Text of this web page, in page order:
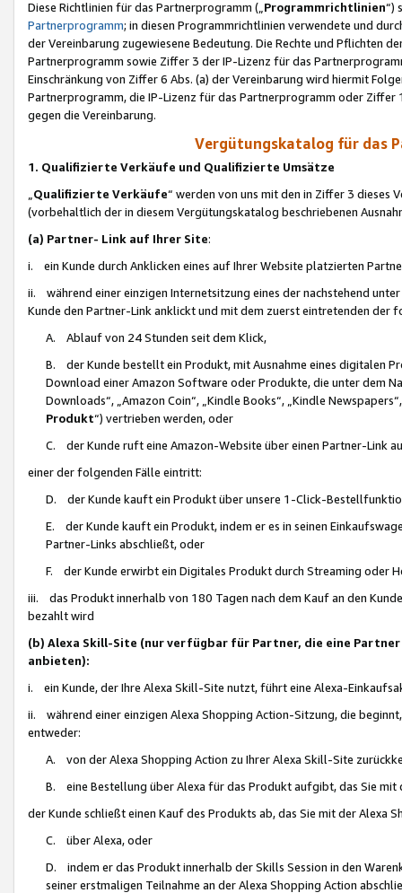
Diese Richtlinien für das Partnerprogramm („Programmrichtlinien“)
Partnerprogramm; in diesen Programmrichtlinien verwendete und
der Vereinbarung zugewiesene Bedeutung. Die Rechte und Pflichten
Partnerprogramm sowie Ziffer 3 der IP-Lizenz für das
Einschränkung von Ziffer 6 Abs. (a) der Vereinbarung wird hiermit
Partnerprogramm, die IP-Lizenz für das Partnerprogramm oder
gegen die Vereinbarung.
Vergütungskatalog für das
1. Qualifizierte Verkäufe und Qualifizierte Umsätze
Qualifizierte Verkäufe“ werden von uns mit den in Ziffer 3
(vorbehaltlich der in diesem Vergütungskatalog beschriebenen
(a) Partner- Link auf Ihrer Site:
i. ein Kunde durch Anklicken eines auf Ihrer Website platzierten
ii. während einer einzigen Internetsitzung eines der nachstehend
Kunde den Partner-Link anklickt und mit dem zuerst eintretenden der
A. Ablauf von 24 Stunden seit dem Klick,
B. der Kunde bestellt ein Produkt, mit Ausnahme eines digitalen
Download einer Amazon Software oder Produkte, die unter dem
Downloads“, „Amazon Coin“, „Kindle Books“, „Kindle
Produkt“) vertrieben werden, oder
C. der Kunde ruft eine Amazon-Website über einen Partner-Link
einer der folgenden Fälle eintritt:
D. der Kunde kauft ein Produkt über unsere 1-Click-
E. der Kunde kauft ein Produkt, indem er es in seinen
Partner-Links abschließt, oder
F. der Kunde erwirbt ein Digitales Produkt durch Streaming oder
iii. das Produkt innerhalb von 180 Tagen nach dem Kauf an den
bezahlt wird
(b) Alexa Skill-Site (nur verfügbar für Partner, die eine
anbieten):
i. ein Kunde, der Ihre Alexa Skill-Site nutzt, führt eine Alexa-
ii. während einer einzigen Alexa Shopping Action-Sitzung, die
entweder:
A. von der Alexa Shopping Action zu Ihrer Alexa Skill-Site
B. eine Bestellung über Alexa für das Produkt aufgibt, das Sie mit
der Kunde schließt einen Kauf des Produkts ab, das Sie mit der Alexa
C. über Alexa, oder
D. indem er das Produkt innerhalb der Skills Session in den
seiner erstmaligen Teilnahme an der Alexa Shopping Action